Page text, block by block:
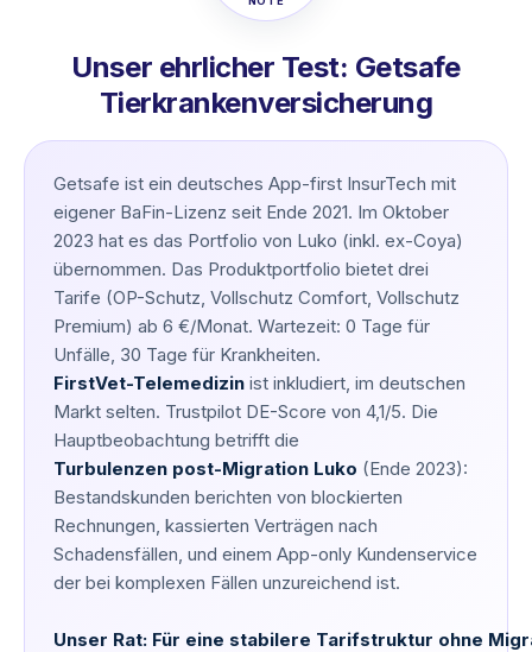
Unser ehrlicher Test: Getsafe
Tierkrankenversicherung
Getsafe ist ein deutsches App-first InsurTech mit
eigener BaFin-Lizenz seit Ende 2021. Im Oktober
2023 hat es das Portfolio von Luko (inkl. ex-Coya)
übernommen. Das Produktportfolio bietet drei
Tarife (OP-Schutz, Vollschutz Comfort, Vollschutz
Premium) ab 6 €/Monat. Wartezeit: 0 Tage für
Unfälle, 30 Tage für Krankheiten.
FirstVet-Telemedizin ist inkludiert, im deutschen
Markt selten. Trustpilot DE-Score von 4,1/5. Die
Hauptbeobachtung betrifft die
Turbulenzen post-Migration Luko (Ende 2023):
Bestandskunden berichten von blockierten
Rechnungen, kassierten Verträgen nach
Schadensfällen, und einem App-only Kundenservice
der bei komplexen Fällen unzureichend ist.
Unser Rat: Für eine stabilere Tarifstruktur ohne